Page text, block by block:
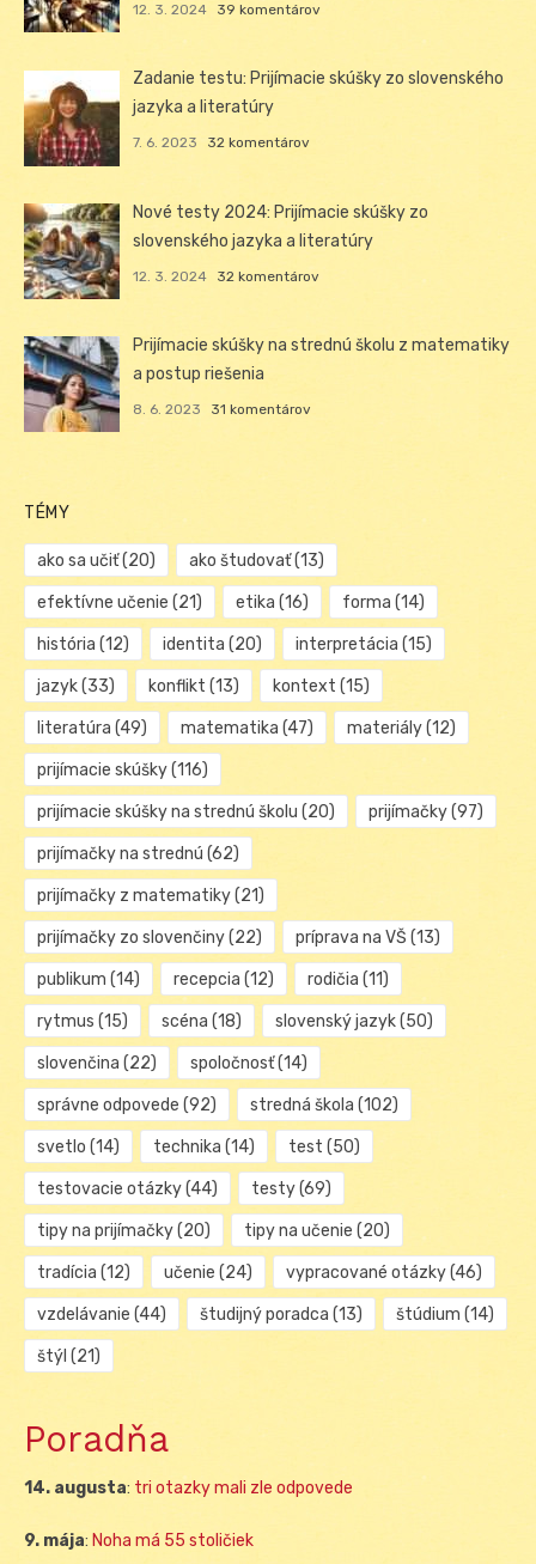
12. 3. 2024 39 komentárov
Zadanie testu: Prijímacie skúšky zo slovenského
jazyka a literatúry
7. 6. 2023 32 komentárov
Nové testy 2024: Prijímacie skúšky zo
slovenského jazyka a literatúry
12. 3. 2024 32 komentárov
Prijímacie skúšky na strednú školu z matematiky
a postup riešenia
8. 6. 2023 31 komentárov
TÉMY
ako sa učiť(20) ako študovať(13)
efektívne učenie (21) etika (16) forma (14)
história (12) identita (20) interpretácia (15)
jazyk(33) konflikt (13) kontext (15)
literatúra (49) matematika (47) materiály(12)
prijímacie skúšky(116)
prijímacie skúšky na strednú školu (20) prijímačky(97)
prijímačky na strednú (62)
prijímačky z matematiky(21)
prijímačky zo slovenčiny(22) príprava na VŠ (13)
publikum (14) recepcia (12) rodičia (11)
rytmus (15) scéna (18) slovenský jazyk(50)
slovenčina (22) spoločnosť(14)
správne odpovede (92) stredná škola (102)
svetlo (14) technika (14) test (50)
testovacie otázky(44) testy(69)
tipy na prijímačky(20) tipy na učenie (20)
tradícia (12) učenie (24) vypracované otázky(46)
vzdelávanie (44) študijný poradca (13) štúdium (14)
štýl (21)
Poradňa
14. augusta: tri otazky mali zle odpovede
9. mája: Noha má 55 stoličiek